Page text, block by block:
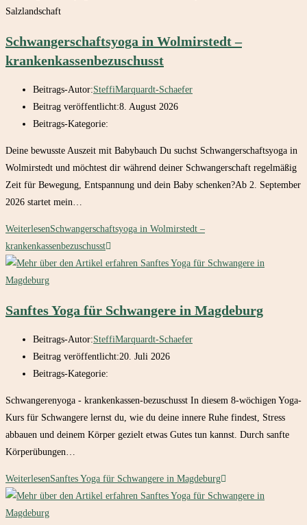
Salzlandschaft
Schwangerschaftsyoga in Wolmirstedt –
krankenkassenbezuschusst
Beitrags-Autor:SteffiMarquardt-Schaefer
Beitrag veröffentlicht:8. August 2026
Beitrags-Kategorie:
Deine bewusste Auszeit mit Babybauch Du suchst Schwangerschaftsyoga in
Wolmirstedt und möchtest dir während deiner Schwangerschaft regelmäßig
Zeit für Bewegung, Entspannung und dein Baby schenken?Ab 2. September
2026 startet mein…
WeiterlesenSchwangerschaftsyoga in Wolmirstedt –
krankenkassenbezuschusst
Sanftes Yoga für Schwangere in Magdeburg
Beitrags-Autor:SteffiMarquardt-Schaefer
Beitrag veröffentlicht:20. Juli 2026
Beitrags-Kategorie:
Schwangerenyoga - krankenkassen-bezuschusst In diesem 8-wöchigen Yoga-
Kurs für Schwangere lernst du, wie du deine innere Ruhe findest, Stress
abbauen und deinem Körper gezielt etwas Gutes tun kannst. Durch sanfte
Körperübungen…
WeiterlesenSanftes Yoga für Schwangere in Magdeburg